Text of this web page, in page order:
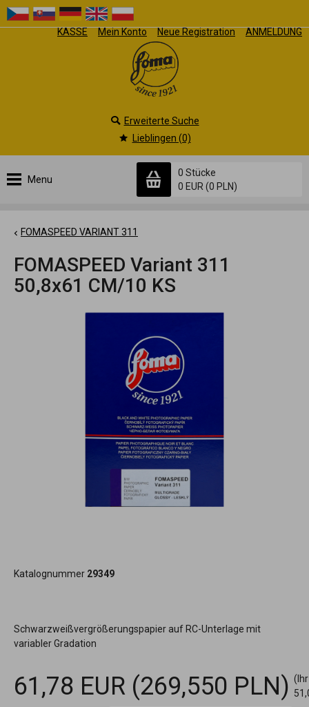
KASSE Mein Konto Neue Registration ANMELDUNG
Menu
0 Stücke
0 EUR (0 PLN)
Erweiterte Suche
Lieblingen (0)
FOMASPEED VARIANT 311
FOMASPEED Variant 311
50,8x61 CM/10 KS
Katalognummer 29349
Schwarzweißvergrößerungspapier auf RC-Unterlage mit
variabler Gradation
61,78 EUR (269,550 PLN)